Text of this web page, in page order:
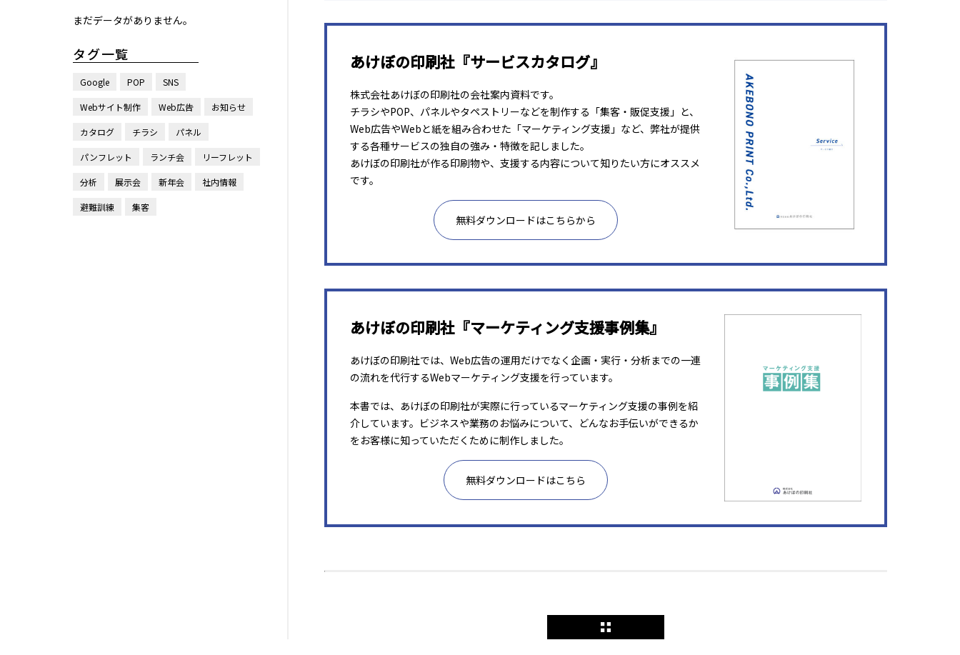
まだデータがありません。
タグ一覧
Google POP SNS
Webサイト制作 Web広告 お知らせ
カタログ チラシ パネル
パンフレット ランチ会 リーフレット
分析 展示会 新年会 社内情報
避難訓練 集客
あけぼの印刷社『サービスカタログ』
株式会社あけぼの印刷社の会社案内資料です。
チラシやPOP、パネルやタペストリーなどを制作する「集客・販促支援」と、
Web広告やWebと紙を組み合わせた「マーケティング支援」など、弊社が提供
する各種サービスの独自の強み・特徴を記しました。
あけぼの印刷社が作る印刷物や、支援する内容について知りたい方にオススメ
です。
無料ダウンロードはこちらから
あけぼの印刷社『マーケティング支援事例集』
あけぼの印刷社では、Web広告の運用だけでなく企画・実行・分析までの一連
の流れを代行するWebマーケティング支援を行っています。
本書では、あけぼの印刷社が実際に行っているマーケティング支援の事例を紹
介しています。ビジネスや業務のお悩みについて、どんなお手伝いができるか
をお客様に知っていただくために制作しました。
無料ダウンロードはこちら